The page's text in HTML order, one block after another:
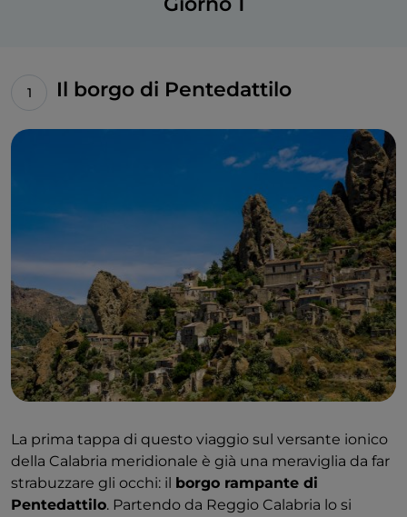
Il borgo di Pentedattilo
La prima tappa di questo viaggio sul versante ionico
della Calabria meridionale è già una meraviglia da far
strabuzzare gli occhi: il borgo rampante di
Pentedattilo. Partendo da Reggio Calabria lo si